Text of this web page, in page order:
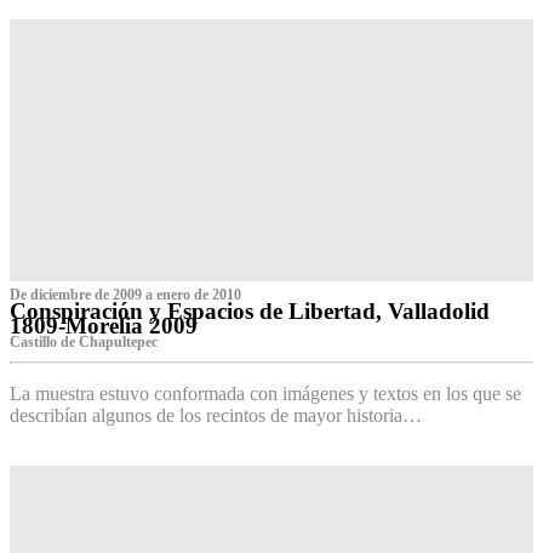
De diciembre de 2009 a enero de 2010
Conspiración y Espacios de Libertad, Valladolid
1809-Morelia 2009
Castillo de Chapultepec
La muestra estuvo conformada con imágenes y textos en los que se
describían algunos de los recintos de mayor historia…